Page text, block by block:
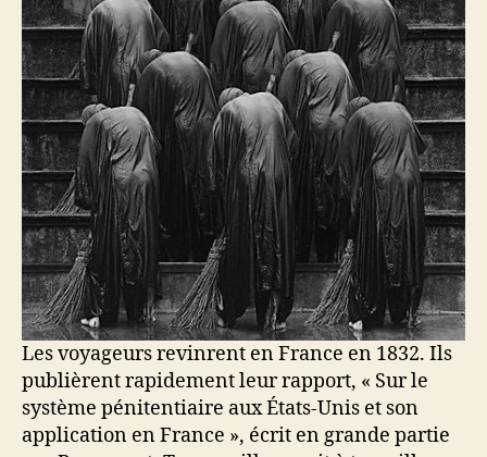
Les voyageurs revinrent en France en 1832. Ils
publièrent rapidement leur rapport, « Sur le
système pénitentiaire aux États-Unis et son
application en France », écrit en grande partie